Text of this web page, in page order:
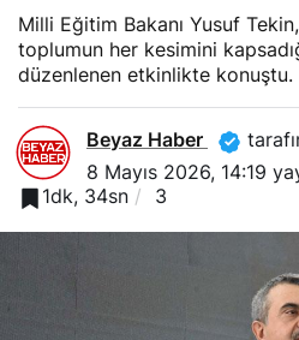
Milli Eğitim Bakanı Yusuf
toplumun her kesimini
düzenlenen etkinlikte konuştu.
Beyaz Haber
8 Mayıs 2026, 14:19
1dk, 34sn
3